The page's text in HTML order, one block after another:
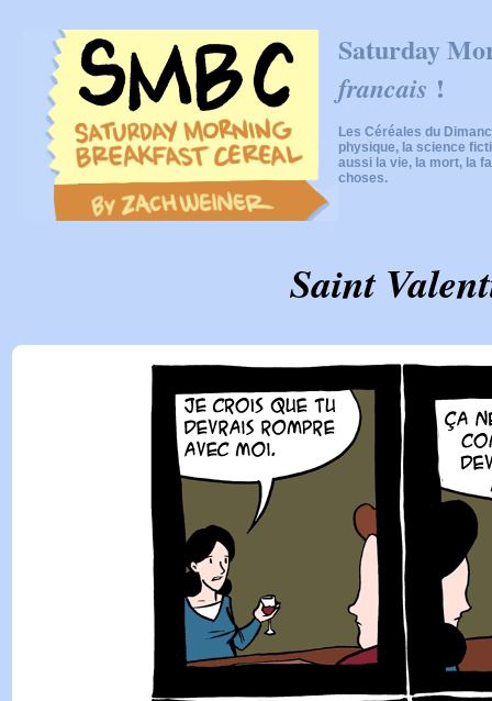
Saturday
francais !
Les Céréales du
physique, la science
aussi la vie, la mort, la
choses.
Saint